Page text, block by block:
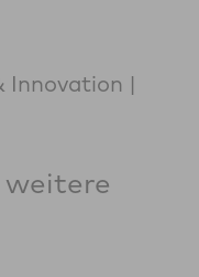
Innovation